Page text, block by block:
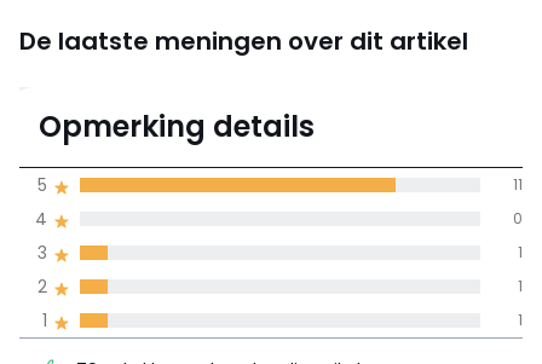
De laatste meningen over dit artikel
4.4
gemiddelde bereikt
door alle landen
100% gecertificeerde beoordelingen,
4 0
Opmerking details
1 1
2 1
3 1
4 0
5 11